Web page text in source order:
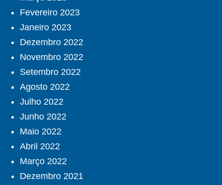
Fevereiro 2023
Janeiro 2023
Dezembro 2022
Novembro 2022
Setembro 2022
Agosto 2022
Julho 2022
Junho 2022
Maio 2022
Abril 2022
Março 2022
Dezembro 2021